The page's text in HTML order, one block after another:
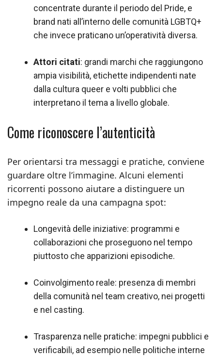
concentrate durante il periodo del Pride, e
brand nati all’interno delle comunità LGBTQ+
che invece praticano un’operatività diversa.
Attori citati: grandi marchi che raggiungono
ampia visibilità, etichette indipendenti nate
dalla cultura queer e volti pubblici che
interpretano il tema a livello globale.
Come riconoscere l’autenticità
Per orientarsi tra messaggi e pratiche, conviene
guardare oltre l’immagine. Alcuni elementi
ricorrenti possono aiutare a distinguere un
impegno reale da una campagna spot:
Longevità delle iniziative: programmi e
collaborazioni che proseguono nel tempo
piuttosto che apparizioni episodiche.
Coinvolgimento reale: presenza di membri
della comunità nel team creativo, nei progetti
e nel casting.
Trasparenza nelle pratiche: impegni pubblici e
verificabili, ad esempio nelle politiche interne